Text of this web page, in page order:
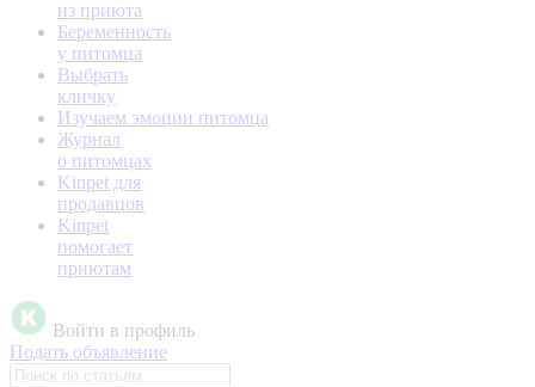
из приюта
Беременность
у питомца
Выбрать
кличку
Изучаем эмоции питомца
Журнал
о питомцах
Kinpet для
продавцов
Kinpet
помогает
приютам
Войти в профиль
Подать объявление